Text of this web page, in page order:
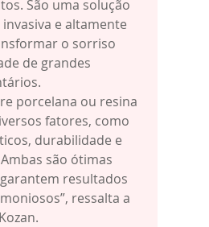
São uma solução
e altamente
o sorriso
de grandes
porcelana ou resina
fatores, como
durabilidade e
são ótimas
resultados
ressalta a